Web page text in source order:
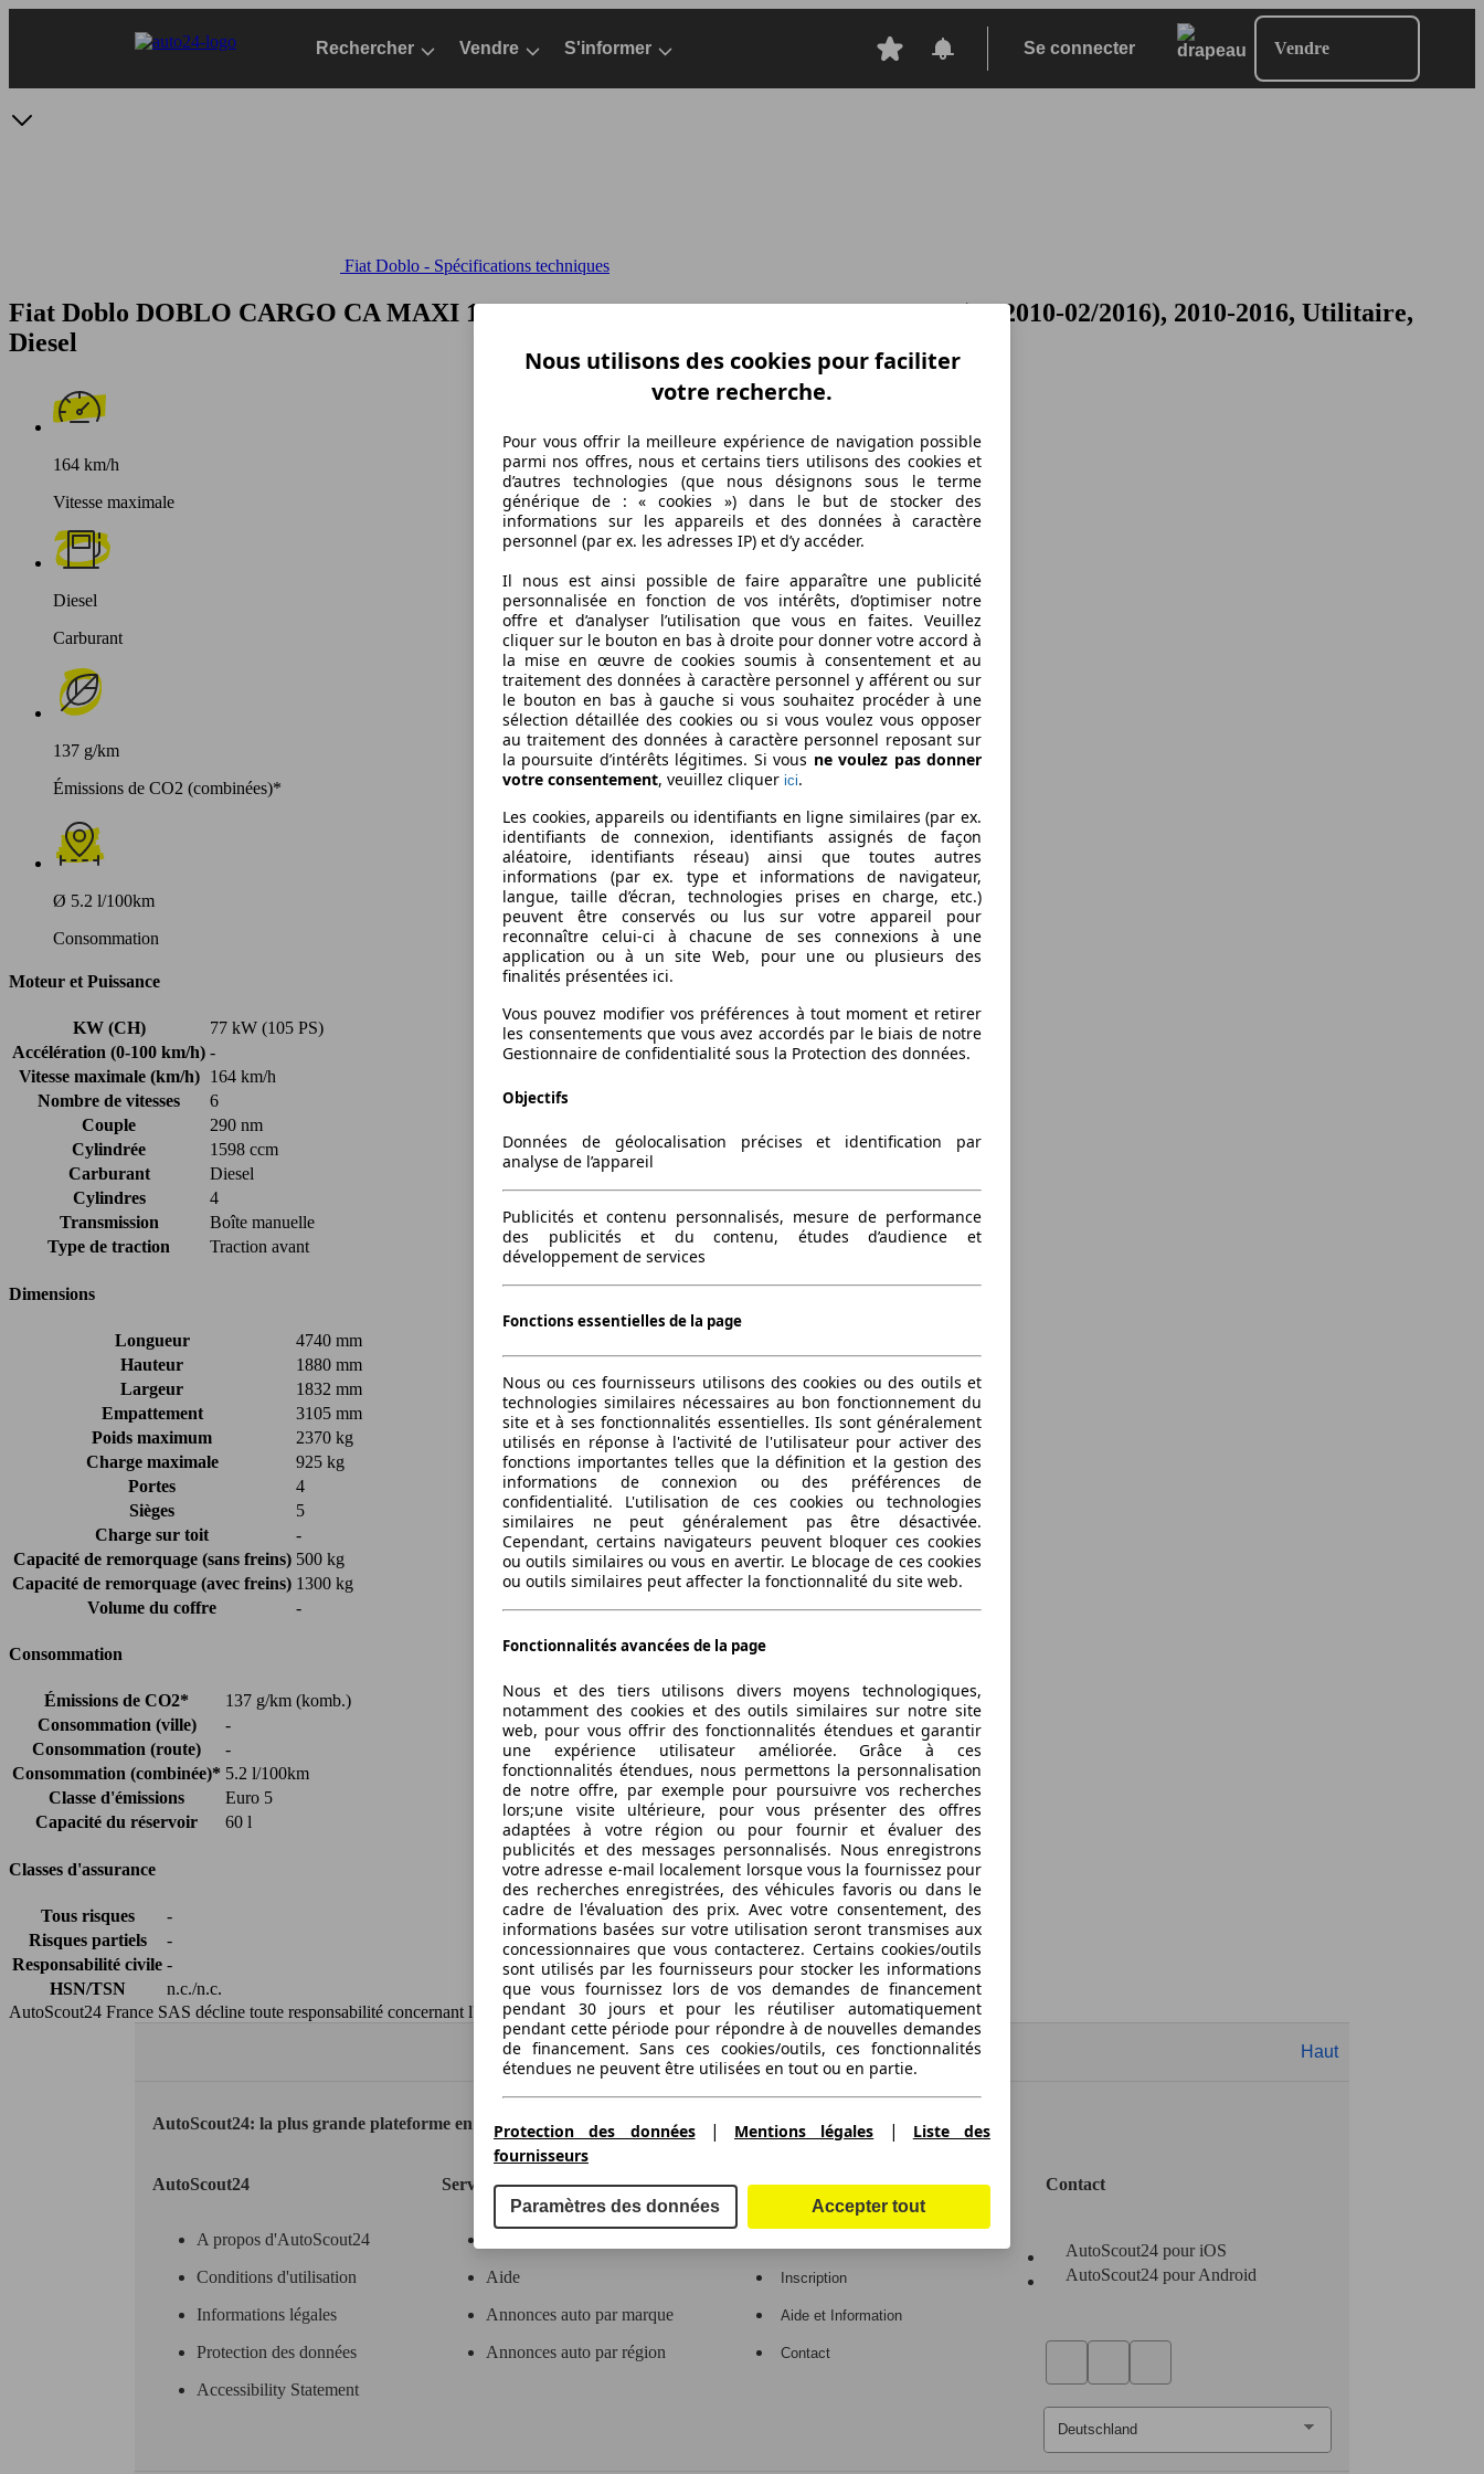
Rechercher Vendre S'informer Se connecter Vendre
Fiat Doblo - Spécifications techniques
Fiat Doblo DOBLO CARGO CA MAXI 1.6 MULTIJET 105 S&SDOBLO CARGO (01/2010-02/2016), 2010-2016, Utilitaire,
Diesel
164 km/h
Vitesse maximale
Diesel
Carburant
137 g/km
Émissions de CO2 (combinées)*
Ø 5.2 l/100km
Consommation
Moteur et Puissance
KW (CH)
77 kW (105 PS)
Accélération (0-100 km/h) -
Vitesse maximale (km/h)
164 km/h
Nombre de vitesses
6
Couple
290 nm
Cylindrée
1598 ccm
Carburant
Diesel
Cylindres
4
Transmission
Boîte manuelle
Type de traction
Traction avant
Dimensions
Longueur
4740 mm
Hauteur
1880 mm
Largeur
1832 mm
Empattement
3105 mm
Poids maximum
2370 kg
Charge maximale
925 kg
Portes
4
Sièges
5
Charge sur toit
-
Capacité de remorquage (sans freins) 500 kg
Capacité de remorquage (avec freins) 1300 kg
Volume du coffre
-
Consommation
Émissions de CO2*
137 g/km (komb.)
Consommation (ville)
-
Consommation (route)
-
Consommation (combinée)* 5.2 l/100km
Classe d'émissions
Euro 5
Capacité du réservoir
60 l
Classes d'assurance
Tous risques
-
Risques partiels
-
Responsabilité civile -
HSN/TSN
n.c./n.c.
AutoScout24 France SAS décline toute responsabilité concernant l''exactitude des indications fournies.
Haut
AutoScout24: la plus grande plateforme en ligne de voitures en Europe
AutoScout24
A propos d'AutoScout24
Conditions d'utilisation
Informations légales
Protection des données
Accessibility Statement
Service
Aide
Annonces auto par marque
Annonces auto par région
Espace Pro
Inscription
Aide et Information
Contact
Contact
AutoScout24 pour iOS
AutoScout24 pour Android
Nous utilisons des cookies pour faciliter
votre recherche.
Pour vous offrir la meilleure expérience de navigation possible
parmi nos offres, nous et certains tiers utilisons des cookies et
d’autres technologies (que nous désignons sous le terme
générique de : « cookies ») dans le but de stocker des
informations sur les appareils et des données à caractère
personnel (par ex. les adresses IP) et d’y accéder.
Il nous est ainsi possible de faire apparaître une publicité
personnalisée en fonction de vos intérêts, d’optimiser notre
offre et d’analyser l’utilisation que vous en faites. Veuillez
cliquer sur le bouton en bas à droite pour donner votre accord à
la mise en œuvre de cookies soumis à consentement et au
traitement des données à caractère personnel y afférent ou sur
le bouton en bas à gauche si vous souhaitez procéder à une
sélection détaillée des cookies ou si vous voulez vous opposer
au traitement des données à caractère personnel reposant sur
la poursuite d’intérêts légitimes. Si vous ne voulez pas donner
votre consentement, veuillez cliquer ici.
Les cookies, appareils ou identifiants en ligne similaires (par ex.
identifiants de connexion, identifiants assignés de façon
aléatoire, identifiants réseau) ainsi que toutes autres
informations (par ex. type et informations de navigateur,
langue, taille d’écran, technologies prises en charge, etc.)
peuvent être conservés ou lus sur votre appareil pour
reconnaître celui-ci à chacune de ses connexions à une
application ou à un site Web, pour une ou plusieurs des
finalités présentées ici.
Vous pouvez modifier vos préférences à tout moment et retirer
les consentements que vous avez accordés par le biais de notre
Gestionnaire de confidentialité sous la Protection des données.
Objectifs
Données de géolocalisation précises et identification par
analyse de l’appareil
Publicités et contenu personnalisés, mesure de performance
des publicités et du contenu, études d’audience et
développement de services
Fonctions essentielles de la page
Nous ou ces fournisseurs utilisons des cookies ou des outils et
technologies similaires nécessaires au bon fonctionnement du
site et à ses fonctionnalités essentielles. Ils sont généralement
utilisés en réponse à l'activité de l'utilisateur pour activer des
fonctions importantes telles que la définition et la gestion des
informations de connexion ou des préférences de
confidentialité. L'utilisation de ces cookies ou technologies
similaires ne peut généralement pas être désactivée.
Cependant, certains navigateurs peuvent bloquer ces cookies
ou outils similaires ou vous en avertir. Le blocage de ces cookies
ou outils similaires peut affecter la fonctionnalité du site web.
Fonctionnalités avancées de la page
Nous et des tiers utilisons divers moyens technologiques,
notamment des cookies et des outils similaires sur notre site
web, pour vous offrir des fonctionnalités étendues et garantir
une expérience utilisateur améliorée. Grâce à ces
fonctionnalités étendues, nous permettons la personnalisation
de notre offre, par exemple pour poursuivre vos recherches
lors;une visite ultérieure, pour vous présenter des offres
adaptées à votre région ou pour fournir et évaluer des
publicités et des messages personnalisés. Nous enregistrons
votre adresse e-mail localement lorsque vous la fournissez pour
des recherches enregistrées, des véhicules favoris ou dans le
cadre de l'évaluation des prix. Avec votre consentement, des
informations basées sur votre utilisation seront transmises aux
concessionnaires que vous contacterez. Certains cookies/outils
sont utilisés par les fournisseurs pour stocker les informations
que vous fournissez lors de vos demandes de financement
pendant 30 jours et pour les réutiliser automatiquement
pendant cette période pour répondre à de nouvelles demandes
de financement. Sans ces cookies/outils, ces fonctionnalités
étendues ne peuvent être utilisées en tout ou en partie.
Nous travaillons avec 263 fournisseurs.
Protection des données| Mentions légales |
Liste des
fournisseurs
Paramètres des données Accepter tout